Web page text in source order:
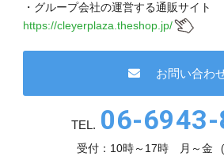
・グループ会社の運営する通販サイト
https://cleyerplaza.theshop.jp/
お問い合わ
TEL. 06-
受付：10時～17時 月～金
06-6943-
※祝日を除く
メールでのお問い合